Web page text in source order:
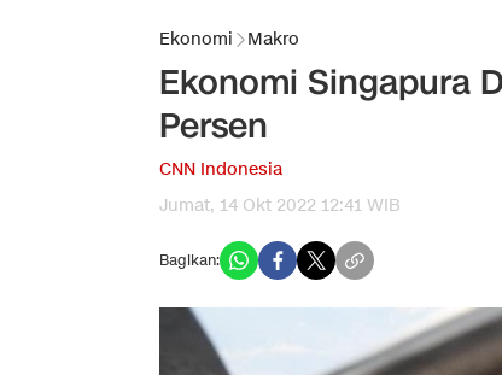
Ekonomi Makro
Ekonomi Singapura
Persen
CNN Indonesia
Jumat, 14 Okt 2022 12:41 WIB
Bagikan: